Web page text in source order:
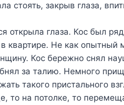
стоять, закрыв глаза,
открыла глаза. Кос был
квартире. Не как опытный
Кос бережно снял
за талию. Немного
такого пристального
то на потолке, то